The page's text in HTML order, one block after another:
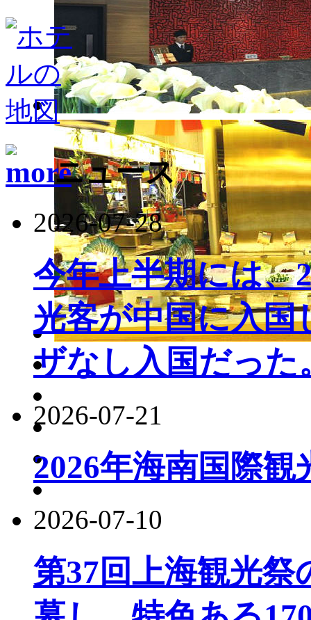
ニュース
2026-07-28
今年上半期には、
光客が中国に入国
ザなし入国だった
2026-07-21
2026年海南国際
2026-07-10
第37回上海観光